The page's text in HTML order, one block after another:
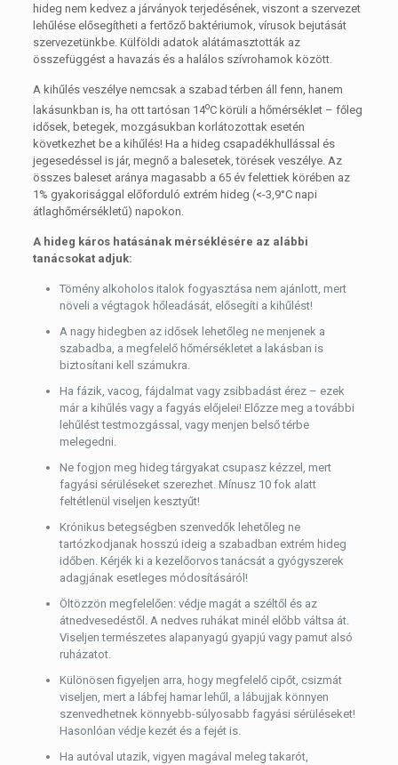
hideg nem kedvez a járványok terjedésének, viszont a szervezet
lehűlése elősegítheti a fertőző baktériumok, vírusok bejutását
szervezetünkbe. Külföldi adatok alátámasztották az
összefüggést a havazás és a halálos szívrohamok között.
A kihűlés veszélye nemcsak a szabad térben áll fenn, hanem
lakásunkban is, ha ott tartósan 14oC körüli a hőmérséklet – főleg
idősek, betegek, mozgásukban korlátozottak esetén
következhet be a kihűlés! Ha a hideg csapadékhullással és
jegesedéssel is jár, megnő a balesetek, törések veszélye. Az
összes baleset aránya magasabb a 65 év felettiek körében az
1% gyakorisággal előforduló extrém hideg (<-3,9°C napi
átlaghőmérsékletű) napokon.
A hideg káros hatásának mérséklésére az alábbi
tanácsokat adjuk:
Tömény alkoholos italok fogyasztása nem ajánlott, mert
növeli a végtagok hőleadását, elősegíti a kihűlést!
A nagy hidegben az idősek lehetőleg ne menjenek a
szabadba, a megfelelő hőmérsékletet a lakásban is
biztosítani kell számukra.
Ha fázik, vacog, fájdalmat vagy zsibbadást érez – ezek
már a kihűlés vagy a fagyás előjelei! Előzze meg a további
lehűlést testmozgással, vagy menjen belső térbe
melegedni.
Ne fogjon meg hideg tárgyakat csupasz kézzel, mert
fagyási sérüléseket szerezhet. Mínusz 10 fok alatt
feltétlenül viseljen kesztyűt!
Krónikus betegségben szenvedők lehetőleg ne
tartózkodjanak hosszú ideig a szabadban extrém hideg
időben. Kérjék ki a kezelőorvos tanácsát a gyógyszerek
adagjának esetleges módosításáról!
Öltözzön megfelelően: védje magát a széltől és az
átnedvesedéstől. A nedves ruhákat minél előbb váltsa át.
Viseljen természetes alapanyagú gyapjú vagy pamut alsó
ruházatot.
Különösen figyeljen arra, hogy megfelelő cipőt, csizmát
viseljen, mert a lábfej hamar lehűl, a lábujjak könnyen
szenvedhetnek könnyebb-súlyosabb fagyási sérüléseket!
Hasonlóan védje kezét és a fejét is.
Ha autóval utazik, vigyen magával meleg takarót,